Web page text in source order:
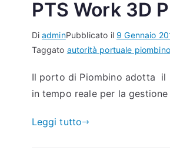
PTS Work 3D
Di adminPubblicato il 9 Gennaio
Taggato autorità portuale piombino
Il porto di Piombino adotta il
in tempo reale per la
Leggi tutto